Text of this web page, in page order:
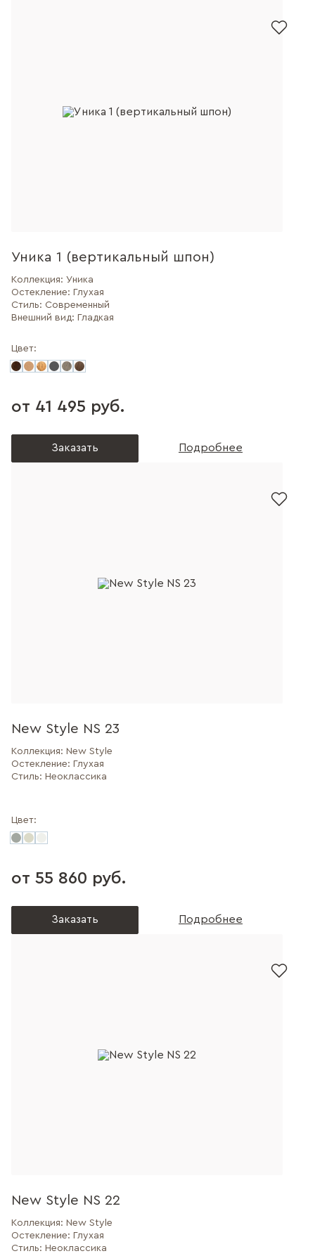
Уника 1 (вертикальный шпон)
Коллекция: Уника
Остекление: Глухая
Стиль: Современный
Внешний вид: Гладкая
Цвет:
от 41 495 руб.
Заказать Подробнее
New Style NS 23
Коллекция: New Style
Остекление: Глухая
Стиль: Неоклассика
Цвет:
от 55 860 руб.
Заказать Подробнее
New Style NS 22
Коллекция: New Style
Остекление: Глухая
Стиль: Неоклассика